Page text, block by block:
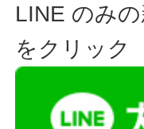
LINE のみ
をクリック